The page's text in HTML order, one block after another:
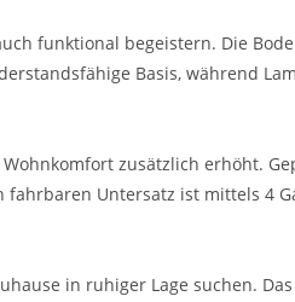
funktional begeistern. Die
Basis, während
zusätzlich erhöht.
Untersatz ist mittels 4
in ruhiger Lage suchen.